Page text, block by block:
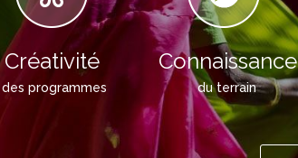
Créativité
des programmes
Connaissance
du terrain